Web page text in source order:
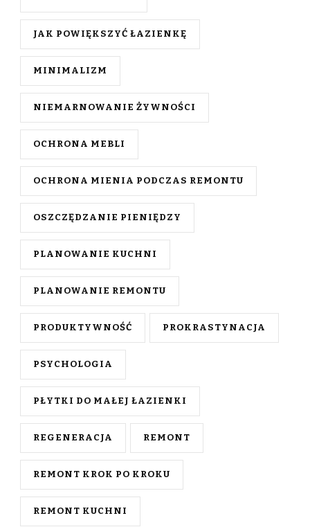
JAK POWIĘKSZYĆ ŁAZIENKĘ
MINIMALIZM
NIEMARNOWANIE ŻYWNOŚCI
OCHRONA MEBLI
OCHRONA MIENIA PODCZAS REMONTU
OSZCZĘDZANIE PIENIĘDZY
PLANOWANIE KUCHNI
PLANOWANIE REMONTU
PRODUKTYWNOŚĆ PROKRASTYNACJA
PSYCHOLOGIA
PŁYTKI DO MAŁEJ ŁAZIENKI
REGENERACJA REMONT
REMONT KROK PO KROKU
REMONT KUCHNI